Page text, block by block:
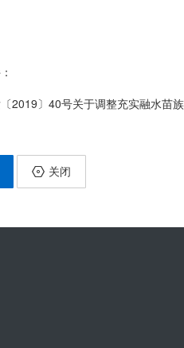
2019〕40号关于调整充实融水苗
关闭